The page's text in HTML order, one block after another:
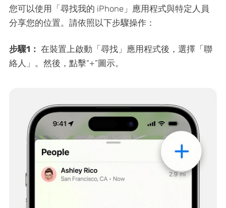
您可以使用「尋找我的 iPhone」應用程式與特定人員
分享您的位置。請依照以下步驟操作：
步驟1： 在裝置上啟動「尋找」應用程式後，選擇「聯
絡人」。然後，點擊“+”圖示。